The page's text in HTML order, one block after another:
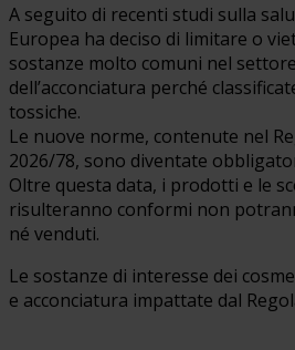
A seguito di recenti studi sulla
Europea ha deciso di limitare o
sostanze molto comuni nel
dell’acconciatura perché
tossiche.
Le nuove norme, contenute nel
2026/78, sono diventate
Oltre questa data, i prodotti e le
risulteranno conformi non
né venduti.
Le sostanze di interesse dei
e acconciatura impattate dal